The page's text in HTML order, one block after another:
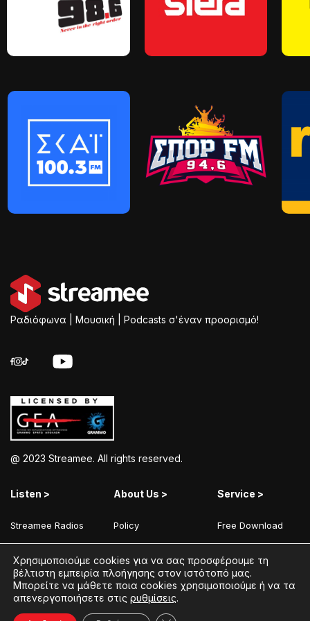
Ραδιόφωνα | Μουσική | Podcasts σ'έναν προορισμό!
@ 2023 Streamee. All rights reserved.
Listen >
Streamee Radios
Moods
Radios
Podcasts
About Us >
Policy
Terms of Use
Coins Explained
Streamee News
Service >
Free Download
Add Your Station
Contact
Χρησιμοποιούμε cookies για να σας προσφέρουμε τη
βέλτιστη εμπειρία πλοήγησης στον ιστότοπό μας.
Μπορείτε να μάθετε ποια cookies χρησιμοποιούμε ή να τα
απενεργοποιήσετε στις ρυθμίσεις.